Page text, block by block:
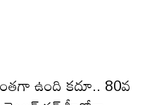
ఉంది కదూ.. 80వ